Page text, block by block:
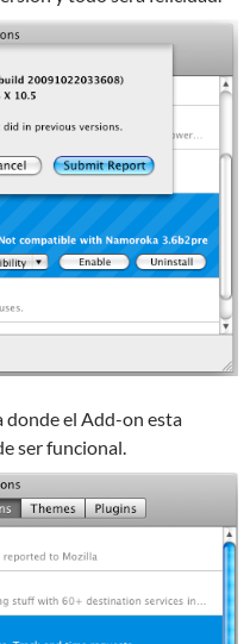
donde el Add-on esta
ser funcional.